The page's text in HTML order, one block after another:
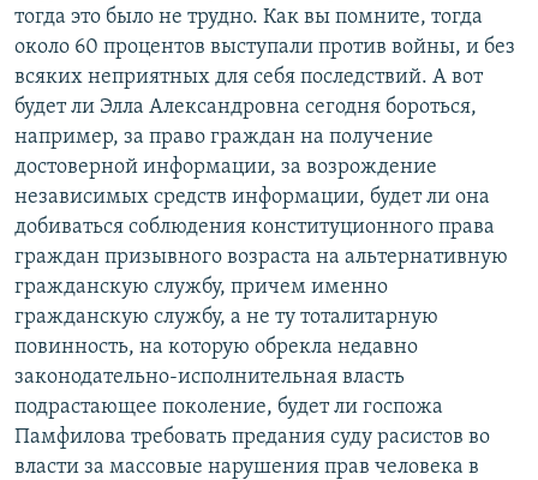
тогда это было не трудно. Как вы помните, тогда
около 60 процентов выступали против войны, и без
всяких неприятных для себя последствий. А вот
будет ли Элла Александровна сегодня бороться,
например, за право граждан на получение
достоверной информации, за возрождение
независимых средств информации, будет ли она
добиваться соблюдения конституционного права
граждан призывного возраста на альтернативную
гражданскую службу, причем именно
гражданскую службу, а не ту тоталитарную
повинность, на которую обрекла недавно
законодательно-исполнительная власть
подрастающее поколение, будет ли госпожа
Памфилова требовать предания суду расистов во
власти за массовые нарушения прав человека в